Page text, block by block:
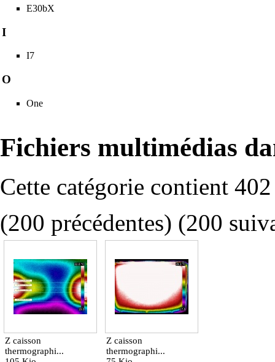
E30bX
I
I7
O
One
Fichiers multimédias
Cette catégorie contient
(200 précédentes) (200
Z caisson
thermographi...
Z caisson
thermographi...